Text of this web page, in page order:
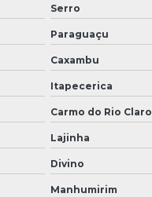
Serro
Paraguaçu
Caxambu
Itapecerica
Carmo do Rio Claro
Lajinha
Divino
Manhumirim